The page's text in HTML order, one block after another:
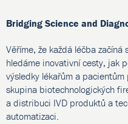
Bridging Science and
Věříme, že každá léčba
hledáme inovativní cesty, jak
výsledky lékařům a
skupina biotechnologických
a distribuci IVD produktů a
automatizaci.